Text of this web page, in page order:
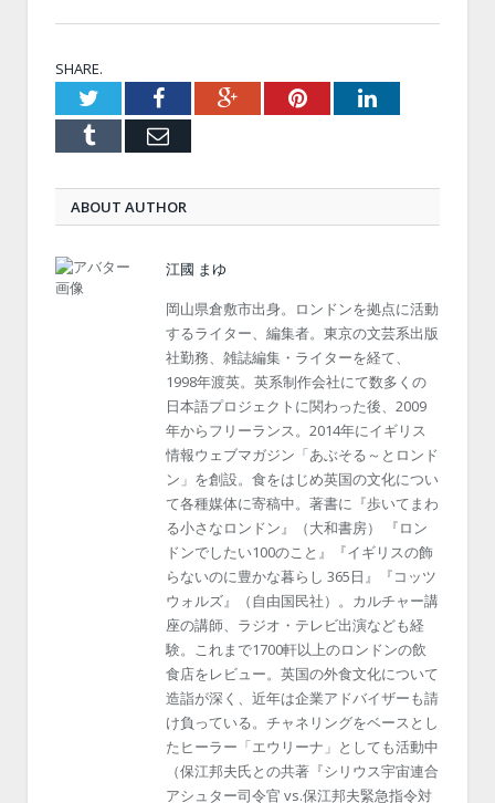
SHARE.
TwitterFacebookGoogle+PinterestLinkedIn
Tumblr Email
ABOUT AUTHOR
江國 まゆ
岡山県倉敷市出身。ロンドンを拠点に活動
するライター、編集者。東京の文芸系出版
社勤務、雑誌編集・ライターを経て、
1998年渡英。英系制作会社にて数多くの
日本語プロジェクトに関わった後、2009
年からフリーランス。2014年にイギリス
情報ウェブマガジン「あぶそる～とロンド
ン」を創設。食をはじめ英国の文化につい
て各種媒体に寄稿中。著書に『歩いてまわ
る小さなロンドン』（大和書房） 『ロン
ドンでしたい100のこと』『イギリスの飾
らないのに豊かな暮らし 365日』『コッツ
ウォルズ』（自由国民社）。カルチャー講
座の講師、ラジオ・テレビ出演なども経
験。これまで1700軒以上のロンドンの飲
食店をレビュー。英国の外食文化について
造詣が深く、近年は企業アドバイザーも請
け負っている。チャネリングをベースとし
たヒーラー「エウリーナ」としても活動中
（保江邦夫氏との共著『シリウス宇宙連合
アシュター司令官 vs.保江邦夫緊急指令対